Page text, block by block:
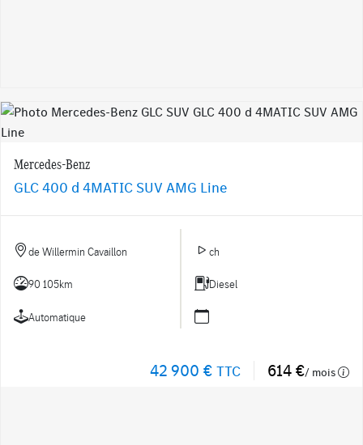
Mercedes-Benz
GLC 400 d 4MATIC SUV AMG Line
de Willermin Cavaillon ch
90 105km Diesel
Automatique
42 900 € TTC 614 €/ mois